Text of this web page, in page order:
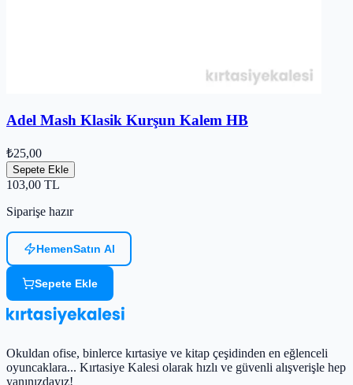
Adel Mash Klasik Kurşun Kalem HB
₺25,00
Sepete Ekle
103,00 TL
Siparişe hazır
HemenSatın Al
Sepete Ekle
Okuldan ofise, binlerce kırtasiye ve kitap çeşidinden en eğlenceli
oyuncaklara... Kırtasiye Kalesi olarak hızlı ve güvenli alışverişle hep
yanınızdayız!